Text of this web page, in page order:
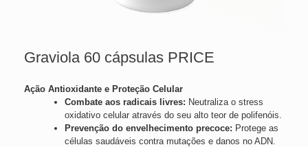
Graviola 60 cápsulas PRICE
Ação Antioxidante e Proteção Celular
Combate aos radicais livres: Neutraliza o stress
oxidativo celular através do seu alto teor de polifenóis.
Prevenção do envelhecimento precoce: Protege as
células saudáveis contra mutações e danos no ADN.